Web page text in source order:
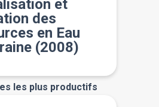
de
Propriétés
aqUifères de Socle
multicritère des
les plus productifs
et
des
en Eau
(2008)